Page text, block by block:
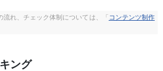
流れ、チェック体制については、「 コンテンツ制作
ング